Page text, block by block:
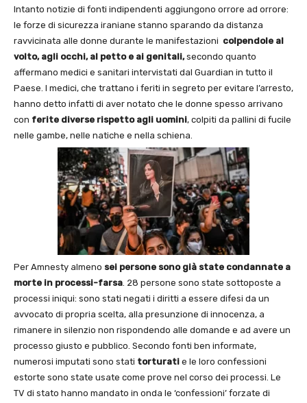
Intanto notizie di fonti indipendenti aggiungono orrore ad orrore:
le forze di sicurezza iraniane stanno sparando da distanza
ravvicinata alle donne durante le manifestazioni colpendole al
volto, agli occhi, al petto e ai genitali,secondo quanto
affermano medici e sanitari intervistati dal Guardian in tutto il
Paese. I medici, che trattano i feriti in segreto per evitare l’arresto,
hanno detto infatti di aver notato che le donne spesso arrivano
con ferite diverse rispetto agli uomini, colpiti da pallini di fucile
nelle gambe, nelle natiche e nella schiena.
Per Amnesty almeno sei persone sono già state condannate a
morte in processi-farsa. 28 persone sono state sottoposte a
processi iniqui: sono stati negati i diritti a essere difesi da un
avvocato di propria scelta, alla presunzione di innocenza, a
rimanere in silenzio non rispondendo alle domande e ad avere un
processo giusto e pubblico. Secondo fonti ben informate,
numerosi imputati sono stati torturati e le loro confessioni
estorte sono state usate come prove nel corso dei processi. Le
TV di stato hanno mandato in onda le ‘confessioni’ forzate di